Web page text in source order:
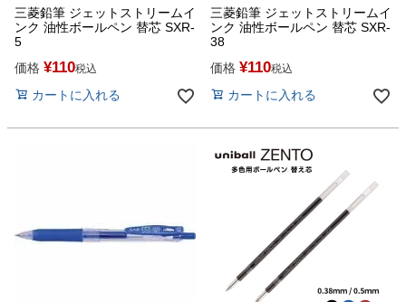
三菱鉛筆 ジェットストリームイ
ンク 油性ボールペン 替芯 SXR-
5
価格 ¥110税込
カートに入れる
三菱鉛筆 ジェットストリームイ
ンク 油性ボールペン 替芯 SXR-
38
価格 ¥110税込
カートに入れる